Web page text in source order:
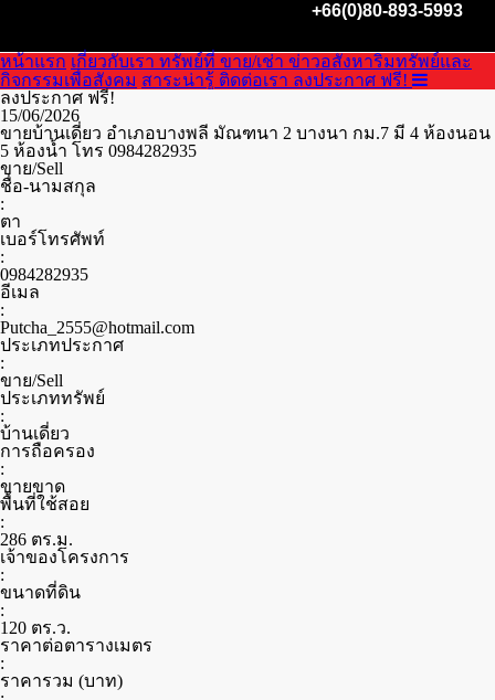
+66(0)80-893-5993
หน้าแรก เกี่ยวกับเรา ทรัพย์ที่ ขาย/เช่า ข่าวอสังหาริมทรัพย์และ
กิจกรรมเพื่อสังคม สาระน่ารู้ ติดต่อเรา ลงประกาศ ฟรี!
ลงประกาศ ฟรี!
15/06/2026
ขายบ้านเดี่ยว อำเภอบางพลี มัณฑนา 2 บางนา กม.7 มี 4 ห้องนอน
5 ห้องน้ำ โทร 0984282935
ขาย/Sell
ชื่อ-นามสกุล
:
ตา
เบอร์โทรศัพท์
:
0984282935
อีเมล
:
Putcha_2555@hotmail.com
ประเภทประกาศ
:
ขาย/Sell
ประเภททรัพย์
:
บ้านเดี่ยว
การถือครอง
:
ขายขาด
พื้นที่ใช้สอย
:
286 ตร.ม.
เจ้าของโครงการ
:
ขนาดที่ดิน
:
120 ตร.ว.
ราคาต่อตารางเมตร
:
ราคารวม (บาท)